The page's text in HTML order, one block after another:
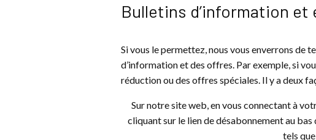
Bulletins d’information
Si vous le permettez, nous vous enverrons de
d’information et des offres. Par exemple, si
réduction ou des offres spéciales. Il y a deux
Sur notre site web, en vous connectant à
cliquant sur le lien de désabonnement au
tels